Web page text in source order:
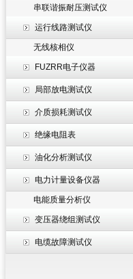
串联谐振耐压测试仪
运行线路测试仪
无线核相仪
FUZRR电子仪器
局部放电测试仪
介质损耗测试仪
绝缘电阻表
油化分析测试仪
电力计量设备仪器
电能质量分析仪
变压器绕组测试仪
电缆故障测试仪